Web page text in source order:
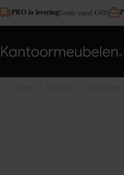
naar
de
PRO in leveringGratis vanaf €400